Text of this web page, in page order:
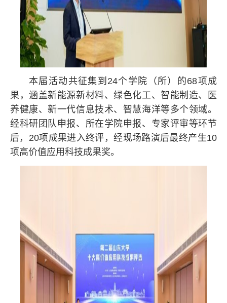
本届活动共征集到24个学院（所）的68项成
果，涵盖新能源新材料、绿色化工、智能制造、医
养健康、新一代信息技术、智慧海洋等多个领域。
经科研团队申报、所在学院申报、专家评审等环节
后，20项成果进入终评，经现场路演后最终产生10
项高价值应用科技成果奖。